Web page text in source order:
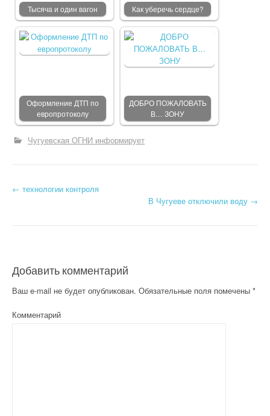
Тысяча и один вагон Как уберечь сердце?
Оформление ДТП по
европротоколу
ДОБРО ПОЖАЛОВАТЬ
В… ЗОНУ
Чугуевская ОГНИ информирует
Post navigation
← технологии контроля
В Чугуеве отключили воду →
Добавить комментарий
Ваш e-mail не будет опубликован. Обязательные поля помечены *
Комментарий